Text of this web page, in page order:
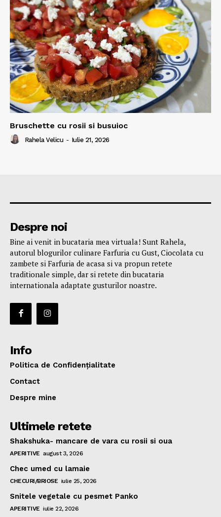
Bruschette cu rosii si busuioc
Rahela Velicu - Iulie 21, 2026
Despre noi
Bine ai venit in bucataria mea virtuala! Sunt Rahela,
autorul blogurilor culinare Farfuria cu Gust, Ciocolata cu
zambete si Farfuria de acasa si va propun retete
traditionale simple, dar si retete din bucataria
internationala adaptate gusturilor noastre.
Info
Politica de Confidențialitate
Contact
Despre mine
Ultimele retete
Shakshuka- mancare de vara cu rosii si oua
APERITIVE august 3, 2026
Chec umed cu lamaie
CHECURI/BRIOSE iulie 25, 2026
Snitele vegetale cu pesmet Panko
APERITIVE iulie 22, 2026